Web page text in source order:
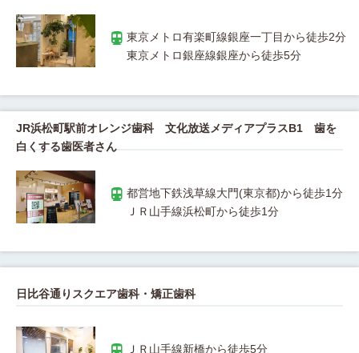
JR浜松町駅前オレンジ歯科 文化放送メディアプラスB1 歯を
白くする歯医者さん
日比谷通りスクエア歯科・矯正歯科